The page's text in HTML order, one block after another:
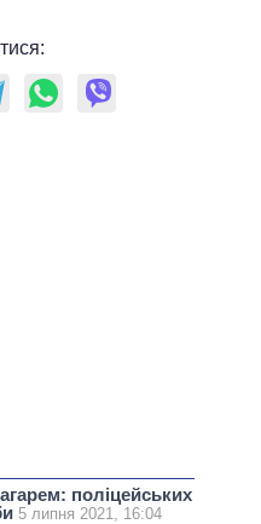
поліцейських
5 липня 2021, 16:04